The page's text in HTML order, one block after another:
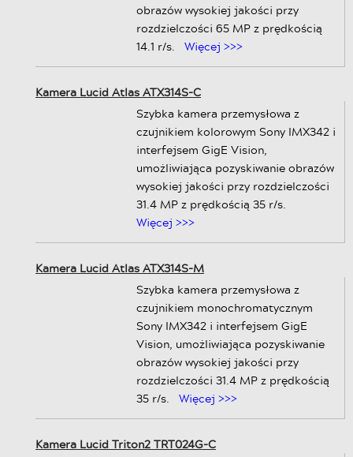
obrazów wysokiej jakości przy
rozdzielczości 65 MP z prędkością
14.1 r/s. Więcej >>>
Kamera Lucid Atlas ATX314S-C
Szybka kamera przemysłowa z
czujnikiem kolorowym Sony IMX342 i
interfejsem GigE Vision,
umożliwiająca pozyskiwanie obrazów
wysokiej jakości przy rozdzielczości
31.4 MP z prędkością 35 r/s.
Więcej >>>
Kamera Lucid Atlas ATX314S-M
Szybka kamera przemysłowa z
czujnikiem monochromatycznym
Sony IMX342 i interfejsem GigE
Vision, umożliwiająca pozyskiwanie
obrazów wysokiej jakości przy
rozdzielczości 31.4 MP z prędkością
35 r/s. Więcej >>>
Kamera Lucid Triton2 TRT024G-C